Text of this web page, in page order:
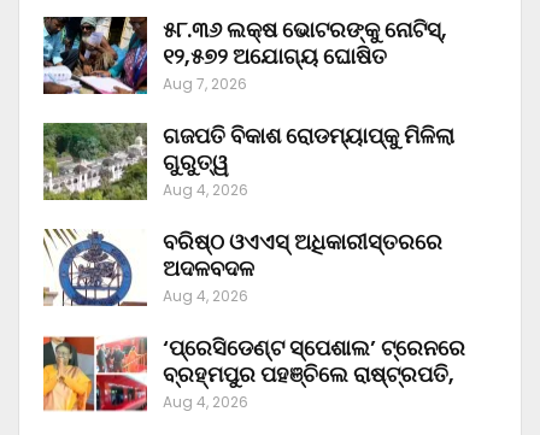
୫୮.୩୬ ଲକ୍ଷ ଭୋଟରଙ୍କୁ ନୋଟିସ୍‌,
୧୨,୫୭୨ ଅଯୋଗ୍ୟ ଘୋଷିତ
Aug 7, 2026
ଗଜପତି ବିକାଶ ରୋଡମ୍ୟାପ୍‌କୁ ମିଳିଲା
ଗୁରୁତ୍ୱ
Aug 4, 2026
ବରିଷ୍ଠ ଓଏଏସ୍‌ ଅଧିକାରୀସ୍ତରରେ
ଅଦଳବଦଳ
Aug 4, 2026
‘ପ୍ରେସିଡେଣ୍ଟ ସ୍ପେଶାଲ’ ଟ୍ରେନରେ
ବ୍ରହ୍ମପୁର ପହଞ୍ଚିଲେ ରାଷ୍ଟ୍ରପତି,
Aug 4, 2026